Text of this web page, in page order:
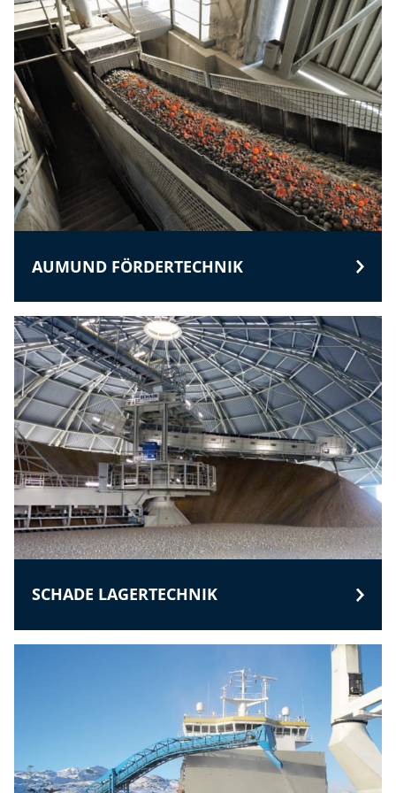
AUMUND FÖRDERTECHNIK
SCHADE LAGERTECHNIK